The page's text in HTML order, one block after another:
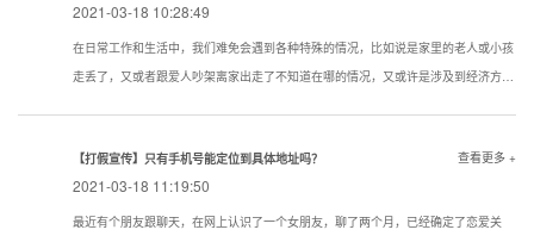
2021-03-18 10:28:49
在日常工作和生活中，我们难免会遇到各种特殊的情况，比如说是家里的老人或小孩
走丢了，又或者跟爱人吵架离家出走了不知道在哪的情况，又或许是涉及到经济方面
【打假宣传】只有手机号能定位到具体地址吗？
2021-03-18 11:19:50
查看更多 +
最近有个朋友跟聊天，在网上认识了一个女朋友，聊了两个月，已经确定了恋爱关